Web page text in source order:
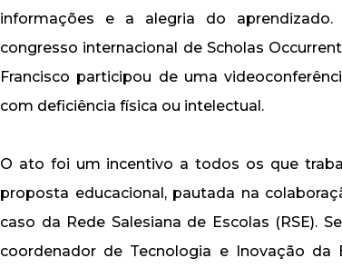
informações e a alegria do
congresso internacional de Scholas
Francisco participou de uma
com deficiência física ou intelectual.
O ato foi um incentivo a todos os que
proposta educacional, pautada na
caso da Rede Salesiana de Escolas (RSE).
coordenador de Tecnologia e Inovação da